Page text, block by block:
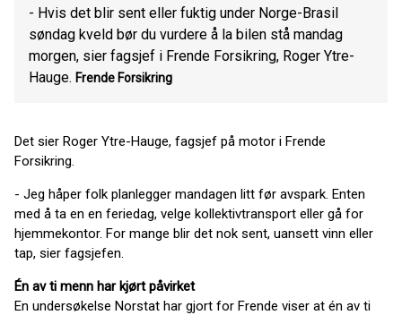
- Hvis det blir sent eller fuktig under Norge-Brasil
søndag kveld bør du vurdere å la bilen stå mandag
morgen, sier fagsjef i Frende Forsikring, Roger Ytre-
Hauge. Frende Forsikring
Det sier Roger Ytre-Hauge, fagsjef på motor i Frende
Forsikring.
- Jeg håper folk planlegger mandagen litt før avspark. Enten
med å ta en en feriedag, velge kollektivtransport eller gå for
hjemmekontor. For mange blir det nok sent, uansett vinn eller
tap, sier fagsjefen.
Én av ti menn har kjørt påvirket
En undersøkelse Norstat har gjort for Frende viser at én av ti